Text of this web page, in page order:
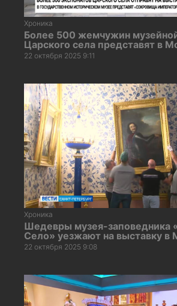
Хроника
Более 500 жемчужин
Царского села представят в
22 октября 2025 9:11
Хроника
Шедевры музея-заповедника
Cело» уезжают на выставку в
22 октября 2025 9:08